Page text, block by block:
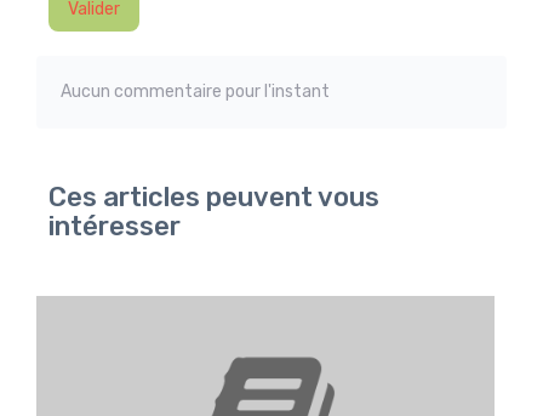
Valider
Aucun commentaire pour l'instant
Ces articles peuvent vous
intéresser